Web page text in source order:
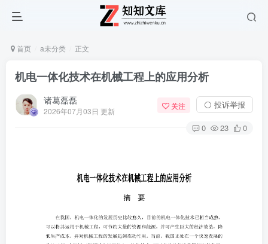
首页 a未分类 正文
机电一体化技术在机械工程上的应用分析
诸葛磊磊
2026年07月03日 更新
关注 ⚪ 投诉举报
0 23 0